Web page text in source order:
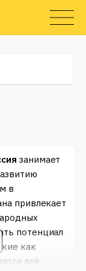
занимает
в
привлекает
потенциал
как
всё